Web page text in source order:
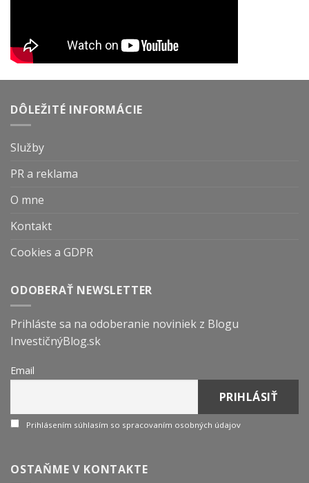
DÔLEŽITÉ INFORMÁCIE
Služby
PR a reklama
O mne
Kontakt
Cookies a GDPR
ODOBERAŤ NEWSLETTER
Prihláste sa na odoberanie noviniek z Blogu
InvestičnýBlog.sk
Email
Prihlásením súhlasím so spracovaním osobných údajov
OSTAŇME V KONTAKTE